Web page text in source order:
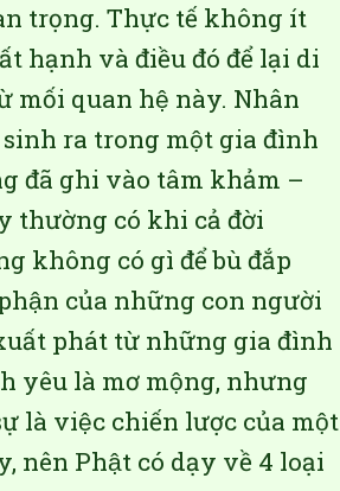
trọng. Thực tế không ít
hạnh và điều đó để lại di
mối quan hệ này. Nhân
ra trong một gia đình
đã ghi vào tâm khảm –
thường có khi cả đời
không có gì để bù đắp
của những con người
phát từ những gia đình
yêu là mơ mộng, nhưng
là việc chiến lược của một
nên Phật có dạy về 4 loại